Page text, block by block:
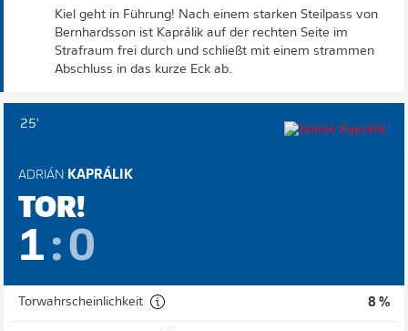
Kiel geht in Führung! Nach einem starken Steilpass von
Bernhardsson ist Kaprálik auf der rechten Seite im
Strafraum frei durch und schließt mit einem strammen
Abschluss in das kurze Eck ab.
25'
ADRIÁN KAPRÁLIK
TOR!
1:0
Torwahrscheinlichkeit 8 %